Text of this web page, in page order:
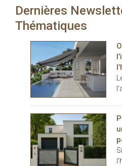
Dernières
Thématiques